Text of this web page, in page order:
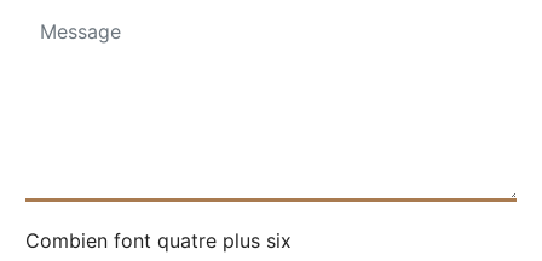
Combien font quatre plus six